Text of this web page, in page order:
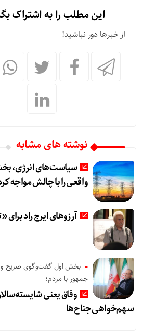
این مطلب را به اشتراک
از خبرها دور نباشید!
نوشته های مشابه
سیاست‌های انرژی،
واقعی را با چالش مواجه
آرزوهای ایرج راد برای
بخش اول گفت‌وگوی صریح
جمهور با مردم؛
وفاق یعنی
سهم‌خواهی جناح‌ها